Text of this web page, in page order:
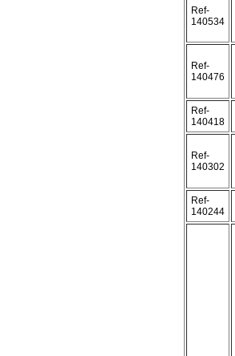
Ref-
140534
Ref-
140476
Ref-
140418
Ref-
140302
Ref-
140244